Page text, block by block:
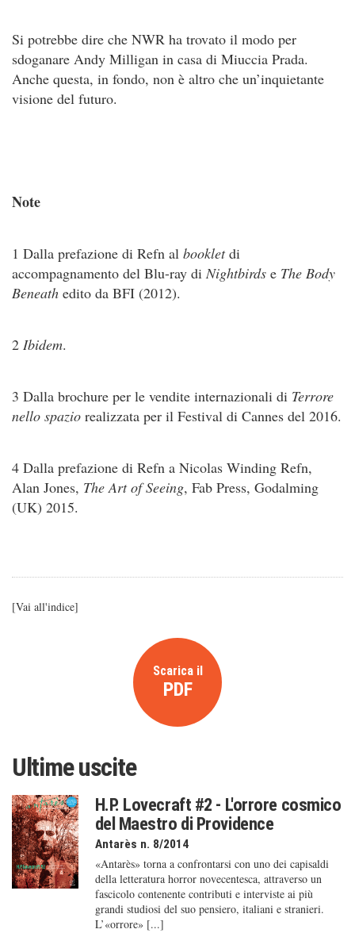
Si potrebbe dire che NWR ha trovato il modo per
sdoganare Andy Milligan in casa di Miuccia Prada.
Anche questa, in fondo, non è altro che un’inquietante
visione del futuro.
Note
1 Dalla prefazione di Refn al bookletdi
accompagnamento del Blu-ray diNightbirds e The Body
Beneath edito da BFI (2012).
2 Ibidem.
3 Dalla brochure per le vendite internazionali di Terrore
nello spazio realizzata per il Festival di Cannes del 2016.
4 Dalla prefazione di Refn a Nicolas Winding Refn,
Alan Jones, The Art of Seeing, Fab Press, Godalming
(UK) 2015.
[Vai all'indice]
Scarica il
PDF
Ultime uscite
H.P. Lovecraft #2 - L'orrore cosmico
del Maestro di Providence
Antarès n. 8/2014
«Antarès» torna a confrontarsi con uno dei capisaldi
della letteratura horror novecentesca, attraverso un
fascicolo contenente contributi e interviste ai più
grandi studiosi del suo pensiero, italiani e stranieri.
L’«orrore» [...]